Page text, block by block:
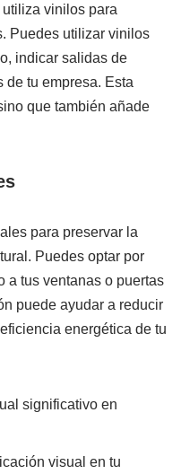
vinilos para
Puedes utilizar vinilos
indicar salidas de
de tu empresa. Esta
que también añade
para preservar la
Puedes optar por
a tus ventanas o puertas
puede ayudar a reducir
energética de tu
significativo en
visual en tu